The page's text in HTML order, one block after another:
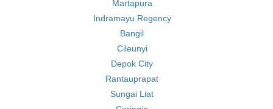
Martapura
Indramayu Regency
Bangil
Cileunyi
Depok City
Rantauprapat
Sungai Liat